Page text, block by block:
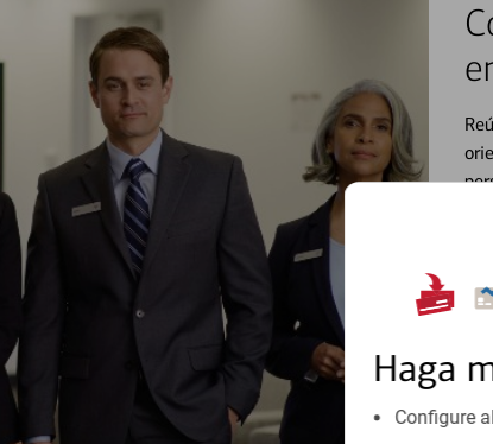
Haga
Configure